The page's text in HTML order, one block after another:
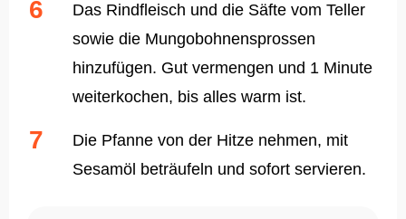
Das Rindfleisch und die Säfte vom Teller
sowie die Mungobohnensprossen
hinzufügen. Gut vermengen und 1 Minute
weiterkochen, bis alles warm ist.
Die Pfanne von der Hitze nehmen, mit
Sesamöl beträufeln und sofort servieren.